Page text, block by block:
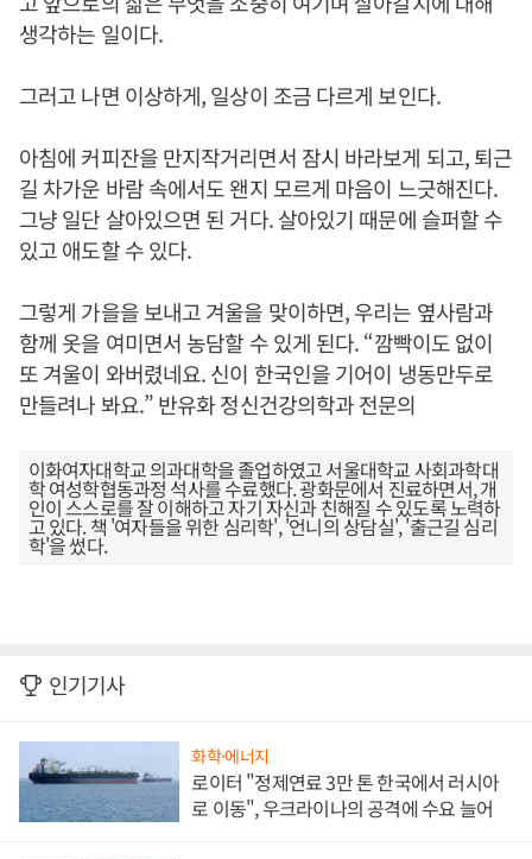
생각하는 일이다.
그러고 나면 이상하게, 일상이 조금 다르게 보인다.
아침에 커피잔을 만지작거리면서 잠시 바라보게 되고, 퇴근
길 차가운 바람 속에서도 왠지 모르게 마음이 느긋해진다.
그냥 일단 살아있으면 된 거다. 살아있기 때문에 슬퍼할 수
있고 애도할 수 있다.
그렇게 가을을 보내고 겨울을 맞이하면, 우리는 옆사람과
함께 옷을 여미면서 농담할 수 있게 된다. “깜빡이도 없이
또 겨울이 와버렸네요. 신이 한국인을 기어이 냉동만두로
만들려나 봐요.” 반유화 정신건강의학과 전문의
이화여자대학교 의과대학을 졸업하였고 서울대학교 사회과학대
학 여성학협동과정 석사를 수료했다. 광화문에서 진료하면서, 개
인이 스스로를 잘 이해하고 자기 자신과 친해질 수 있도록 노력하
고 있다. 책 '여자들을 위한 심리학', '언니의 상담실', '출근길 심리
학'을 썼다.
인기기사
화학·에너지
로이터 "정제연료 3만 톤 한국에서 러시아
로 이동", 우크라이나의 공격에 수요 늘어